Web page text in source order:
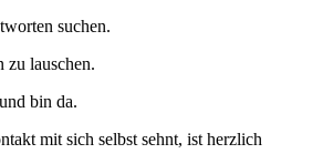
suchen.
zu lauschen.
bin da.
mit sich selbst sehnt, ist herzlich